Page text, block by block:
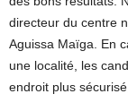
directeur du centre
Aguissa Maïga. En
une localité, les
endroit plus